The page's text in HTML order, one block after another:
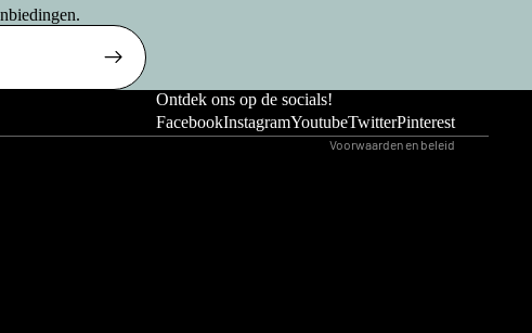
Ontdek ons op de socials!
FacebookInstagramYoutubeTwitterPinterest
Voorwaarden en beleid